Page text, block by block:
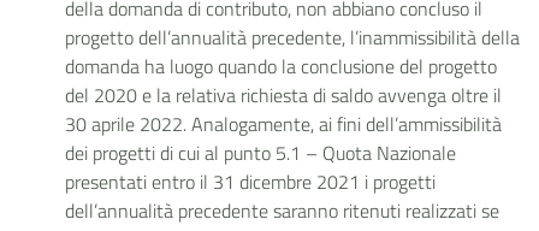
della domanda di contributo, non abbiano concluso il
progetto dell’annualità precedente, l’inammissibilità della
domanda ha luogo quando la conclusione del progetto
del 2020 e la relativa richiesta di saldo avvenga oltre il
30 aprile 2022. Analogamente, ai fini dell’ammissibilità
dei progetti di cui al punto 5.1 – Quota Nazionale
presentati entro il 31 dicembre 2021 i progetti
dell’annualità precedente saranno ritenuti realizzati se